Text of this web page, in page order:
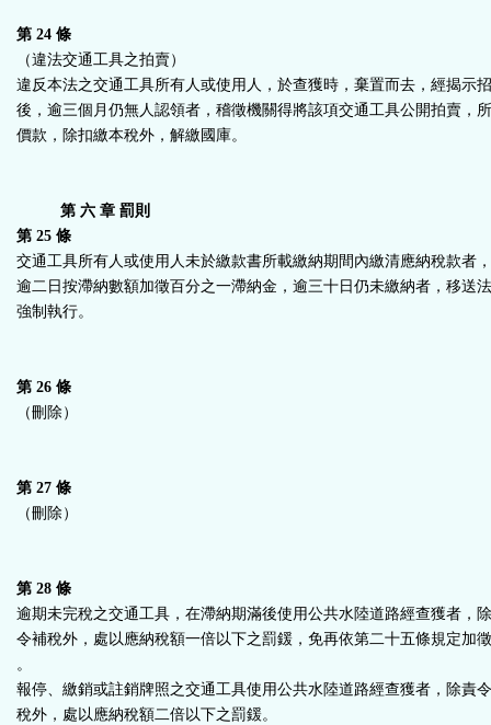
第 24 條
（違法交通工具之拍賣）
違反本法之交通工具所有人或使用人，於查獲時，棄置而去，經揭示
後，逾三個月仍無人認領者，稽徵機關得將該項交通工具公開拍賣，
價款，除扣繳本稅外，解繳國庫。
第 六 章 罰則
第 25 條
交通工具所有人或使用人未於繳款書所載繳納期間內繳清應納稅款者
逾二日按滯納數額加徵百分之一滯納金，逾三十日仍未繳納者，移送
強制執行。
第 26 條
（刪除）
第 27 條
（刪除）
第 28 條
逾期未完稅之交通工具，在滯納期滿後使用公共水陸道路經查獲者，
令補稅外，處以應納稅額一倍以下之罰鍰，免再依第二十五條規定加
。
報停、繳銷或註銷牌照之交通工具使用公共水陸道路經查獲者，除責
稅外，處以應納稅額二倍以下之罰鍰。